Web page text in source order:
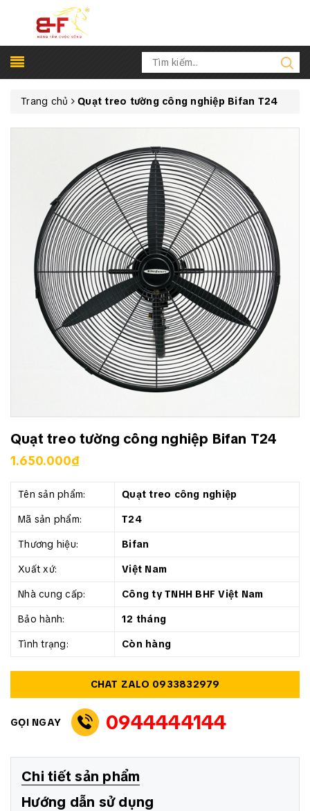
Trang chủ Quạt treo tường công nghiệp Bifan T24
Quạt treo tường công nghiệp Bifan T24
1.650.000₫
Tên sản phẩm:
Quạt treo công nghiệp
Mã sản phẩm:
T24
Thương hiệu:
Bifan
Xuất xứ:
Việt Nam
Nhà cung cấp:
Công ty TNHH BHF Việt Nam
Bảo hành:
12 tháng
Tình trạng:
Còn hàng
CHAT ZALO 0933832979
GỌI NGAY 0944444144
Chi tiết sản phẩm
Hướng dẫn sử dụng